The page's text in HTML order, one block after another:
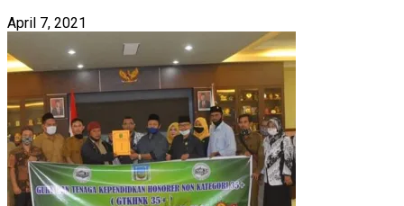
April 7, 2021